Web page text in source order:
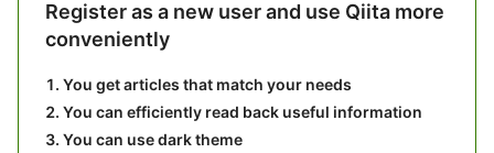
Register as a new user and use Qiita more
conveniently
You get articles that match your needs
You can efficiently read back useful information
You can use dark theme